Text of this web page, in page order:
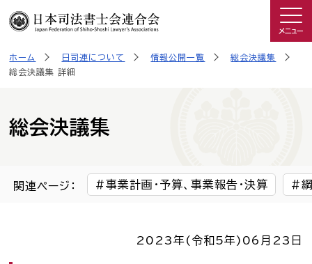
司法書士を知る
広報物・制作物
メニュー
ホーム 日司連について 情報公開一覧
総会決議集
総会決議集 詳細
総会決議集
関連ページ： 事業計画・予算、事業報告・決算
2023年(令和5年) 06月23日